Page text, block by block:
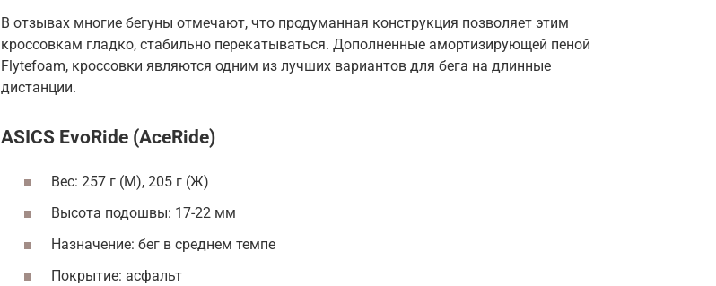
В отзывах многие бегуны отмечают, что продуманная конструкция позволяет этим
кроссовкам гладко, стабильно перекатываться. Дополненные амортизирующей пеной
Flytefoam, кроссовки являются одним из лучших вариантов для бега на длинные
дистанции.
ASICS EvoRide (AceRide)
Вес: 257 г (М), 205 г (Ж)
Высота подошвы: 17-22 мм
Назначение: бег в среднем темпе
Покрытие: асфальт